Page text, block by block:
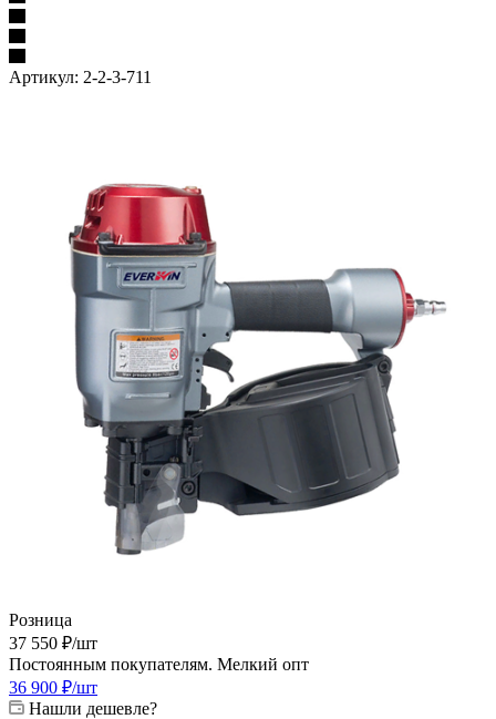
Артикул: 2-2-3-711
Розница
37 550 ₽/шт
Постоянным покупателям. Мелкий опт
36 900 ₽/шт
Нашли дешевле?